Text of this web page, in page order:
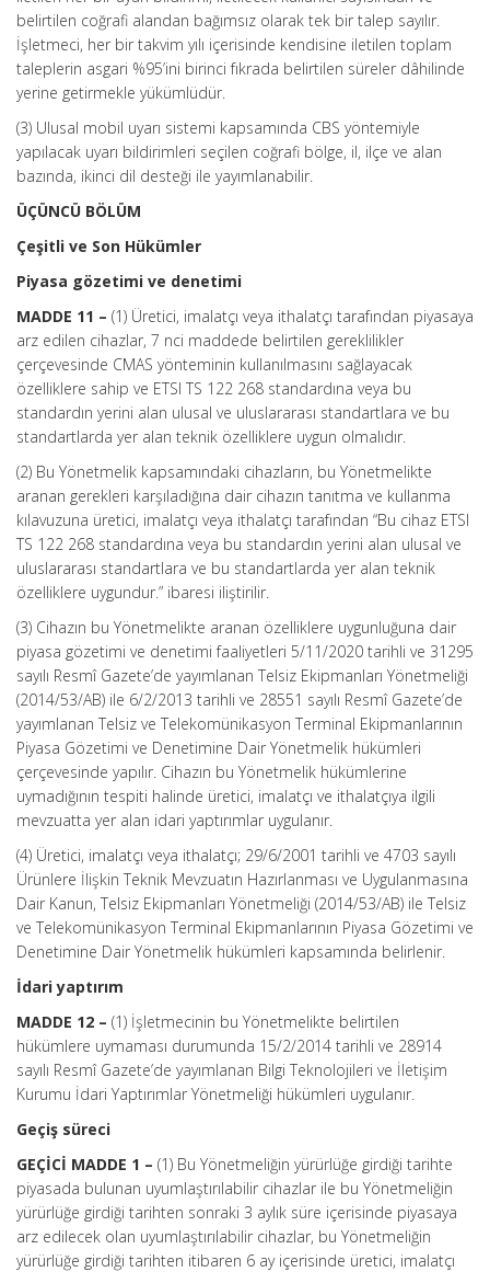
belirtilen coğrafi alandan bağımsız olarak tek bir talep sayılır.
İşletmeci, her bir takvim yılı içerisinde kendisine iletilen toplam
taleplerin asgari %95’ini birinci fıkrada belirtilen süreler dâhilinde
yerine getirmekle yükümlüdür.
(3) Ulusal mobil uyarı sistemi kapsamında CBS yöntemiyle
yapılacak uyarı bildirimleri seçilen coğrafi bölge, il, ilçe ve alan
bazında, ikinci dil desteği ile yayımlanabilir.
ÜÇÜNCÜ BÖLÜM
Çeşitli ve Son Hükümler
Piyasa gözetimi ve denetimi
MADDE 11 – (1) Üretici, imalatçı veya ithalatçı tarafından piyasaya
arz edilen cihazlar, 7 nci maddede belirtilen gereklilikler
çerçevesinde CMAS yönteminin kullanılmasını sağlayacak
özelliklere sahip ve ETSI TS 122 268 standardına veya bu
standardın yerini alan ulusal ve uluslararası standartlara ve bu
standartlarda yer alan teknik özelliklere uygun olmalıdır.
(2) Bu Yönetmelik kapsamındaki cihazların, bu Yönetmelikte
aranan gerekleri karşıladığına dair cihazın tanıtma ve kullanma
kılavuzuna üretici, imalatçı veya ithalatçı tarafından “Bu cihaz ETSI
TS 122 268 standardına veya bu standardın yerini alan ulusal ve
uluslararası standartlara ve bu standartlarda yer alan teknik
özelliklere uygundur.” ibaresi iliştirilir.
(3) Cihazın bu Yönetmelikte aranan özelliklere uygunluğuna dair
piyasa gözetimi ve denetimi faaliyetleri 5/11/2020 tarihli ve 31295
sayılı Resmî Gazete’de yayımlanan Telsiz Ekipmanları Yönetmeliği
(2014/53/AB) ile 6/2/2013 tarihli ve 28551 sayılı Resmî Gazete’de
yayımlanan Telsiz ve Telekomünikasyon Terminal Ekipmanlarının
Piyasa Gözetimi ve Denetimine Dair Yönetmelik hükümleri
çerçevesinde yapılır. Cihazın bu Yönetmelik hükümlerine
uymadığının tespiti halinde üretici, imalatçı ve ithalatçıya ilgili
mevzuatta yer alan idari yaptırımlar uygulanır.
(4) Üretici, imalatçı veya ithalatçı; 29/6/2001 tarihli ve 4703 sayılı
Ürünlere İlişkin Teknik Mevzuatın Hazırlanması ve Uygulanmasına
Dair Kanun, Telsiz Ekipmanları Yönetmeliği (2014/53/AB) ile Telsiz
ve Telekomünikasyon Terminal Ekipmanlarının Piyasa Gözetimi ve
Denetimine Dair Yönetmelik hükümleri kapsamında belirlenir.
İdari yaptırım
MADDE 12 – (1) İşletmecinin bu Yönetmelikte belirtilen
hükümlere uymaması durumunda 15/2/2014 tarihli ve 28914
sayılı Resmî Gazete’de yayımlanan Bilgi Teknolojileri ve İletişim
Kurumu İdari Yaptırımlar Yönetmeliği hükümleri uygulanır.
Geçiş süreci
GEÇİCİ MADDE 1 – (1) Bu Yönetmeliğin yürürlüğe girdiği tarihte
piyasada bulunan uyumlaştırılabilir cihazlar ile bu Yönetmeliğin
yürürlüğe girdiği tarihten sonraki 3 aylık süre içerisinde piyasaya
arz edilecek olan uyumlaştırılabilir cihazlar, bu Yönetmeliğin
yürürlüğe girdiği tarihten itibaren 6 ay içerisinde üretici, imalatçı